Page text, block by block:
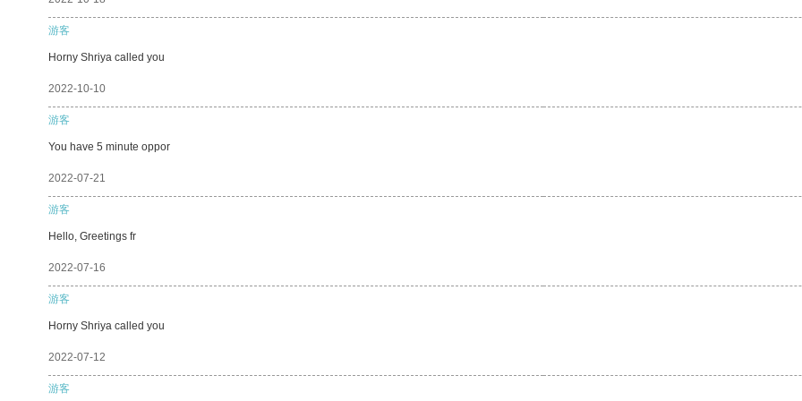
游客
Horny Shriya called you
2022-10-10
游客
You have 5 minute oppor
2022-07-21
游客
Hello, Greetings fr
2022-07-16
游客
Horny Shriya called you
2022-07-12
游客